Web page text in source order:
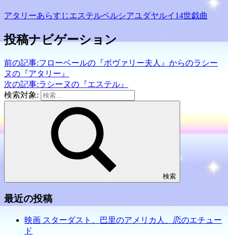
し
て
で
共
有
し
い
ウ
ィ
ン
ド
ウ
す
る
は
ク
リ
ク
し
て
く
だ
さ
い
ウ
ィ
ン
ド
す)
し
て
(新
ィ
ウ
で
開
き
し
て
に
メ
ル
で
ク
を
送
し
い
ウ
ィ
ン
ド
で
ま
アタリーあらすじエステルペルシアユダヤルイ14世戯曲
投稿ナビゲーション
前の記事:フローベールの『ボヴァリー夫人』からのラシー
ヌの『アタリー』
次の記事:ラシーヌの『エステル』
検索対象:
検索
最近の投稿
映画 スターダスト、巴里のアメリカ人、恋のエチュー
ド